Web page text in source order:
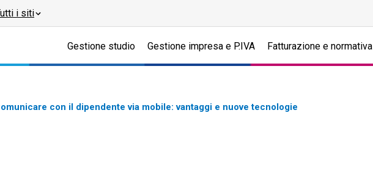
i siti
Gestione studio Gestione impresa e P.IVA Fatturazione e normativa
con il dipendente via mobile: vantaggi e nuove tecnologie